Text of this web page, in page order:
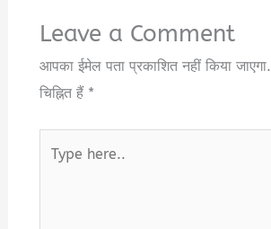
Leave a Comment
आपका ईमेल पता प्रकाशित नहीं किया जाएगा.
चिह्नित हैं *
here..